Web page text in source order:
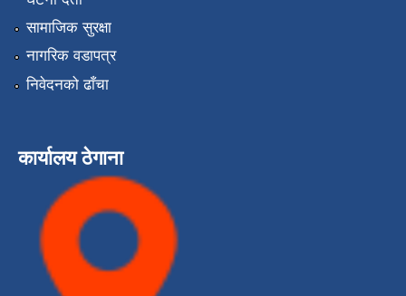
सामाजिक सुरक्षा
नागरिक वडापत्र
निवेदनको ढाँचा
कार्यालय ठेगाना